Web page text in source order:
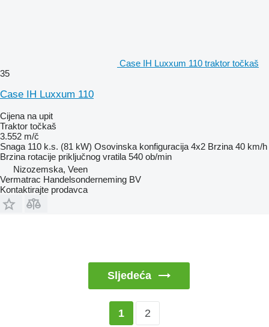
Case IH Luxxum 110 traktor točkaš
35
Case IH Luxxum 110
Cijena na upit
Traktor točkaš
3.552 m/č
Snaga 110 k.s. (81 kW) Osovinska konfiguracija 4x2 Brzina 40 km/h
Brzina rotacije priključnog vratila 540 ob/min
Nizozemska, Veen
Vermatrac Handelsonderneming BV
Kontaktirajte prodavca
Sljedeća
1 2